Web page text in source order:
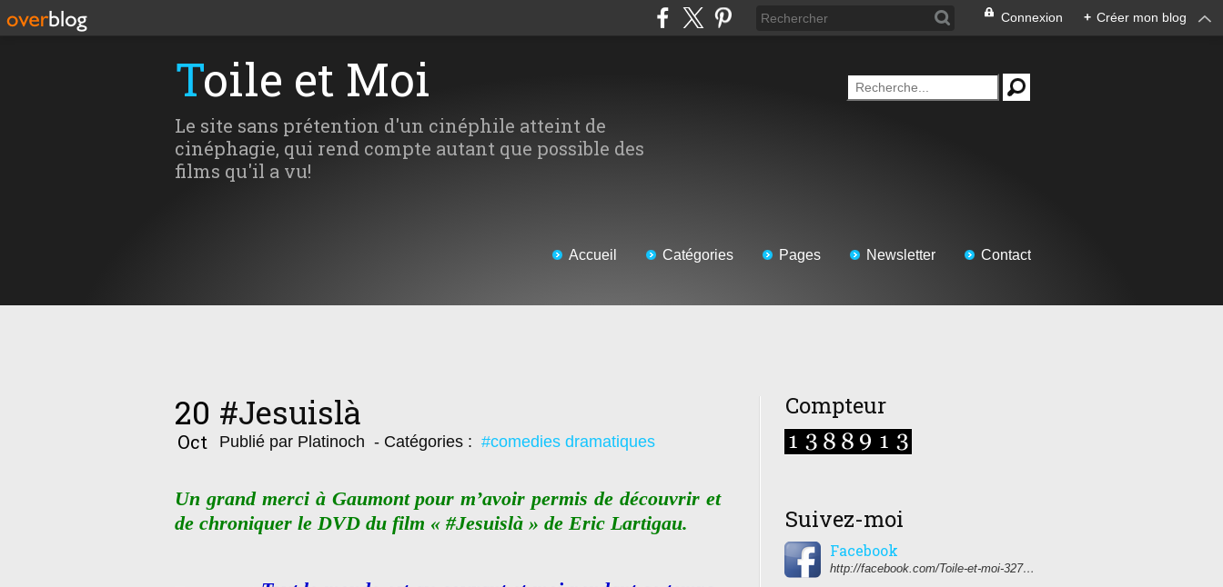
Connexion + Créer mon blog
Toile et Moi
Le site sans prétention d'un cinéphile atteint de
cinéphagie, qui rend compte autant que possible des
films qu'il a vu!
Accueil Catégories Pages Newsletter Contact
20
Oct
#Jesuislà
Publié par Platinoch - Catégories : #comedies dramatiques
Un grand merci à Gaumont pour m’avoir permis de découvrir et
de chroniquer le DVD du film « #Jesuislà » de Eric Lartigau.
Compteur
Suivez-moi
Facebook
http://facebook.com/Toile-et-moi-327459350627274/